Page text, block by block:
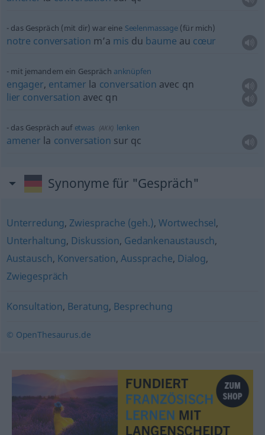
das Gespräch (mit dir) war eine Seelenmassage (für mich)
notre conversation m’a mis du baume au cœur
mit jemandem ein Gespräch anknüpfen
engager, entamer la conversation avec qn
lier conversation avec qn
das Gespräch auf etwas (AKK) lenken
amener la conversation sur qc
Synonyme für "Gespräch"
Unterredung, Zwiesprache (geh.), Wortwechsel,
Unterhaltung, Diskussion, Gedankenaustausch,
Austausch, Konversation,Aussprache, Dialog,
Zwiegespräch
Konsultation, Beratung, Besprechung
© OpenThesaurus.de